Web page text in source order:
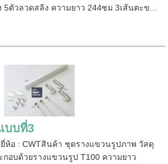
5ตัวลวดสลิง ความยาว 244ซม 3เส้นตะข...
บบที่3
ยี่ห้อ : CWTสินค้า ชุดรางแขวนรูปภาพ วัสดุ
อบด้วยรางแขวนรูป T100 ความยาว